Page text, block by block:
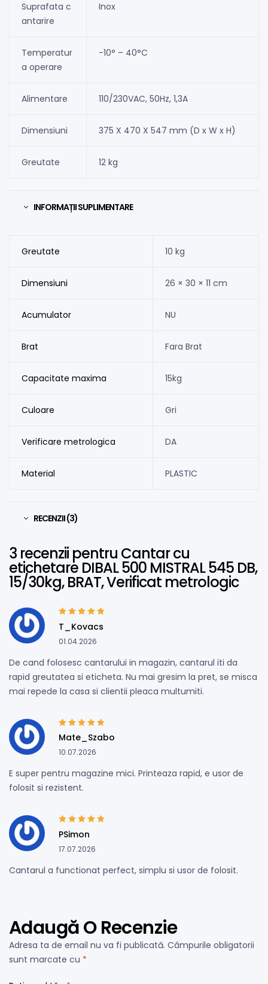
Suprafata c
antarire
Inox
Temperatur
a operare
-10° – 40°C
Alimentare 110/230VAC, 50Hz, 1,3A
Dimensiuni 375 X 470 X 547 mm (D x W x H)
Greutate 12 kg
INFORMAȚII SUPLIMENTARE
Greutate 10 kg
Dimensiuni 26 × 30 × 11 cm
Acumulator NU
Brat Fara Brat
Capacitate maxima 15kg
Culoare Gri
Verificare metrologica DA
Material PLASTIC
RECENZII (3)
3 recenzii pentru Cantar cu
etichetare DIBAL 500 MISTRAL 545 DB,
15/30kg, BRAT, Verificat metrologic
5
T_Kovacs
01.04.2026
De cand folosesc cantarului in magazin, cantarul iti da
rapid greutatea si eticheta. Nu mai gresim la pret, se misca
mai repede la casa si clientii pleaca multumiti.
Evaluat la 5din
5
Mate_Szabo
10.07.2026
E super pentru magazine mici. Printeaza rapid, e usor de
folosit si rezistent.
Evaluat la
5
PSimon
17.07.2026
Cantarul a functionat perfect, simplu si usor de folosit.
Adaugă O Recenzie
Adresa ta de email nu va fi publicată. Câmpurile obligatorii
sunt marcate cu *